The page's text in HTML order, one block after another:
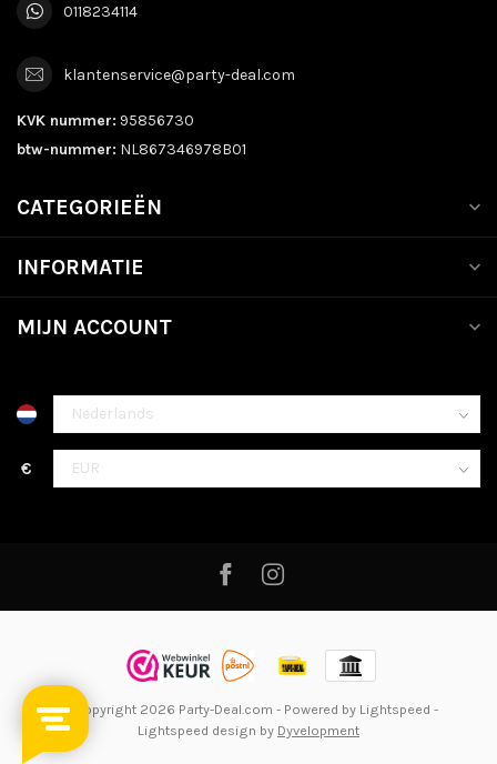
0118234114
klantenservice@party-deal.com
KVK nummer: 95856730
btw-nummer: NL867346978B01
CATEGORIEËN
INFORMATIE
MIJN ACCOUNT
€
© Copyright 2026 Party-Deal.com - Powered by Lightspeed -
Lightspeed design by Dyvelopment